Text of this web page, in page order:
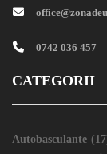
0742 036 457
CATEGORII
Autobasculante